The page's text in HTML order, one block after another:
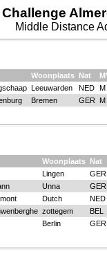
Challenge
Middle Distance
Woonplaats Nat
Leeuwarden NED
M
Bremen GER M
Woonplaats
Nat
Lingen
GER
Unna
GER
Dutch
NED
zottegem
BEL
Berlin GER